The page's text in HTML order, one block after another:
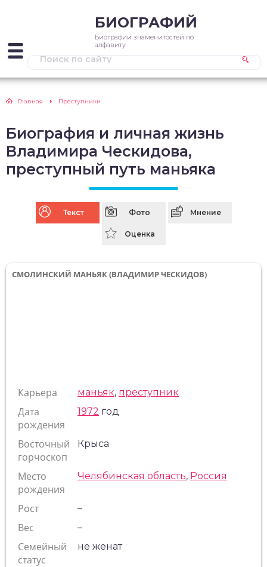
БИОГРАФИЙ
Биографии знаменитостей по
алфавиту
Главная Преступники
Биография и личная жизнь
Владимира Ческидова,
преступный путь маньяка
Текст Фото Мнение
Оценка
СМОЛИНСКИЙ МАНЬЯК (ВЛАДИМИР ЧЕСКИДОВ)
Карьера маньяк, преступник
Дата
рождения
1972 год
Восточный
горчоскоп
Крыса
Место
рождения
Челябинская область, Россия
Рост –
Вес –
Семейный
статус
не женат